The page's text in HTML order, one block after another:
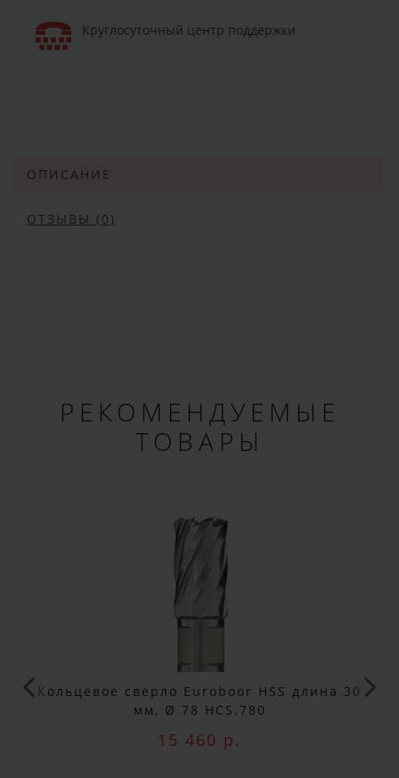
Не упусти выгоду!
Специальные предложения!
Круглосуточный центр поддержки
ОПИСАНИЕ
ОТЗЫВЫ (0)
РЕКОМЕНДУЕМЫЕ
ТОВАРЫ
Кольцевое сверло Euroboor HSS длина 30
мм, Ø 78 HCS.780
15 460 р.